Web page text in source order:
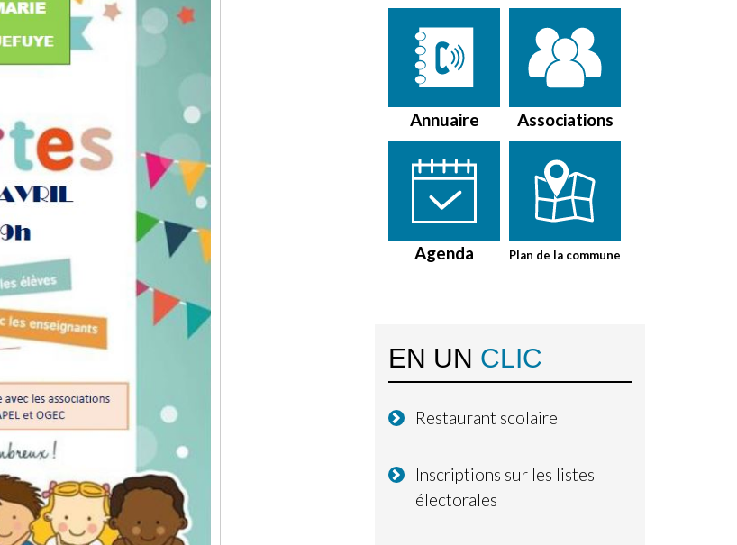
Annuaire Associations
Agenda Plan de la commune
EN UN CLIC
Restaurant scolaire
Inscriptions sur les listes
électorales